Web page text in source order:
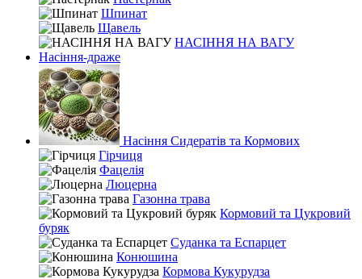
Шпинат
Щавель
НАСІННЯ НА ВАГУ
Насіння-драже
Насіння Сидератів та Кормових
Гірчиця
Фацелія
Люцерна
Газонна трава
Кормовий та Цукровий
буряк
Суданка та Еспарцет
Конюшина
Кормова Кукурудза